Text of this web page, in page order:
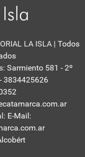
LA ISLA | Todos
Sarmiento 581 - 2º
3834425626
E-Mail: